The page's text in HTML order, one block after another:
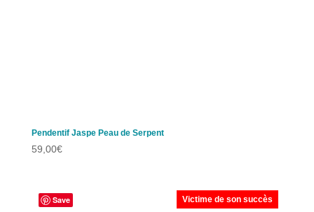
Pendentif Jaspe Peau de Serpent
59,00€
Save Victime de son succès